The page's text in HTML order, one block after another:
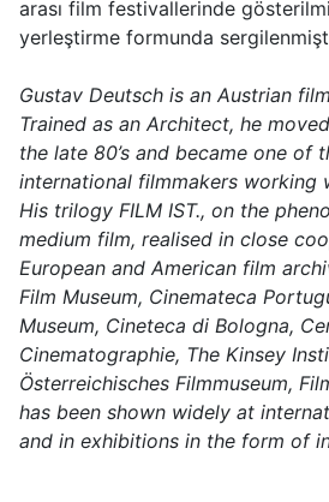
arası film festivallerinde
yerleştirme formunda
Gustav Deutsch is an Austrian
Trained as an Architect, he
the late 80’s and became one of
international filmmakers working
His trilogy FILM IST., on the
medium film, realised in close
European and American film
Film Museum, Cinemateca
Museum, Cineteca di Bologna,
Cinematographie, The Kinsey
Österreichisches Filmmuseum,
has been shown widely at
and in exhibitions in the form of